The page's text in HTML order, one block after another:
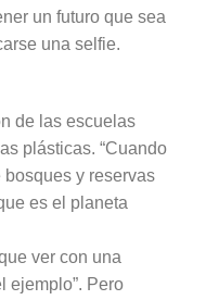
un futuro que sea
una selfie.
de las escuelas
plásticas. “Cuando
y reservas
es el planeta
ver con una
ejemplo”. Pero